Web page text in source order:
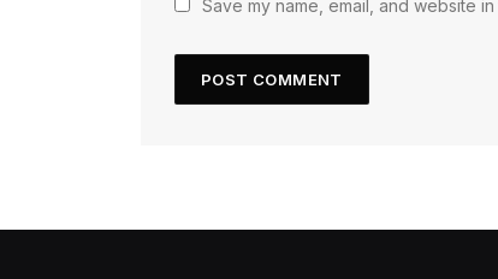
Save my name, email, and website